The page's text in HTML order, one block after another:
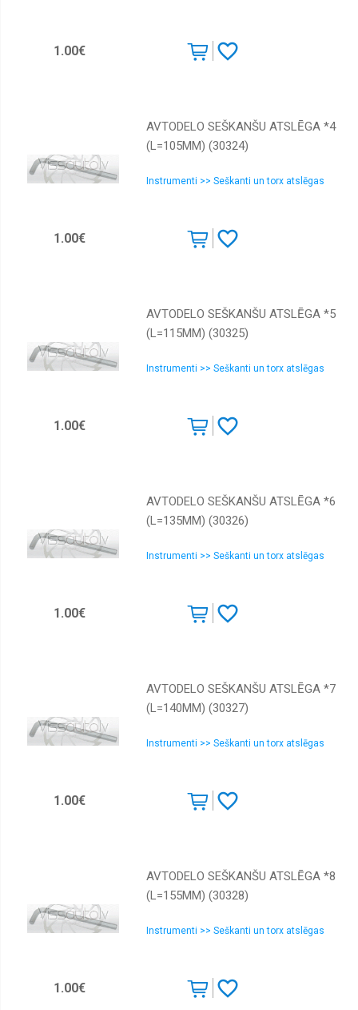
1.00€
AVTODELO SEŠKANŠU ATSLĒGA *4
(L=105MM) (30324)
Instrumenti >> Seškanti un torx atslēgas
1.00€
AVTODELO SEŠKANŠU ATSLĒGA *5
(L=115MM) (30325)
Instrumenti >> Seškanti un torx atslēgas
1.00€
AVTODELO SEŠKANŠU ATSLĒGA *6
(L=135MM) (30326)
Instrumenti >> Seškanti un torx atslēgas
1.00€
AVTODELO SEŠKANŠU ATSLĒGA *7
(L=140MM) (30327)
Instrumenti >> Seškanti un torx atslēgas
1.00€
AVTODELO SEŠKANŠU ATSLĒGA *8
(L=155MM) (30328)
Instrumenti >> Seškanti un torx atslēgas
1.00€